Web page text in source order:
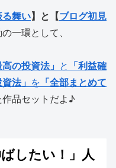
舞い】と【ブログ初見
一環として、
の投資法」 と 「利益確
法」 を 「全部まとめて
作品セットだよ♪
したい！」人